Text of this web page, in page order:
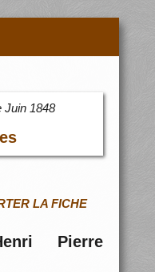
Juin 1848
LA FICHE
Pierre